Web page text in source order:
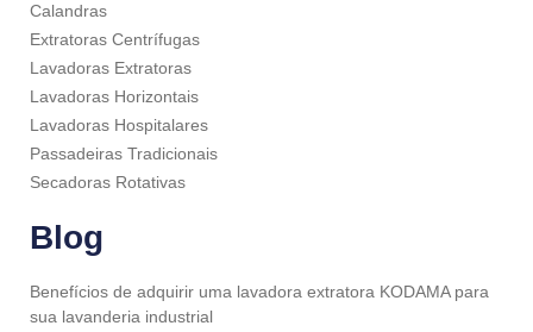
Calandras
Extratoras Centrífugas
Lavadoras Extratoras
Lavadoras Horizontais
Lavadoras Hospitalares
Passadeiras Tradicionais
Secadoras Rotativas
Blog
Benefícios de adquirir uma lavadora extratora KODAMA para
sua lavanderia industrial